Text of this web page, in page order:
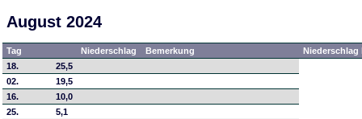
August 2024
Tag Niederschlag Bemerkung
18.
25,5
02.
19,5
16.
10,0
25.
5,1